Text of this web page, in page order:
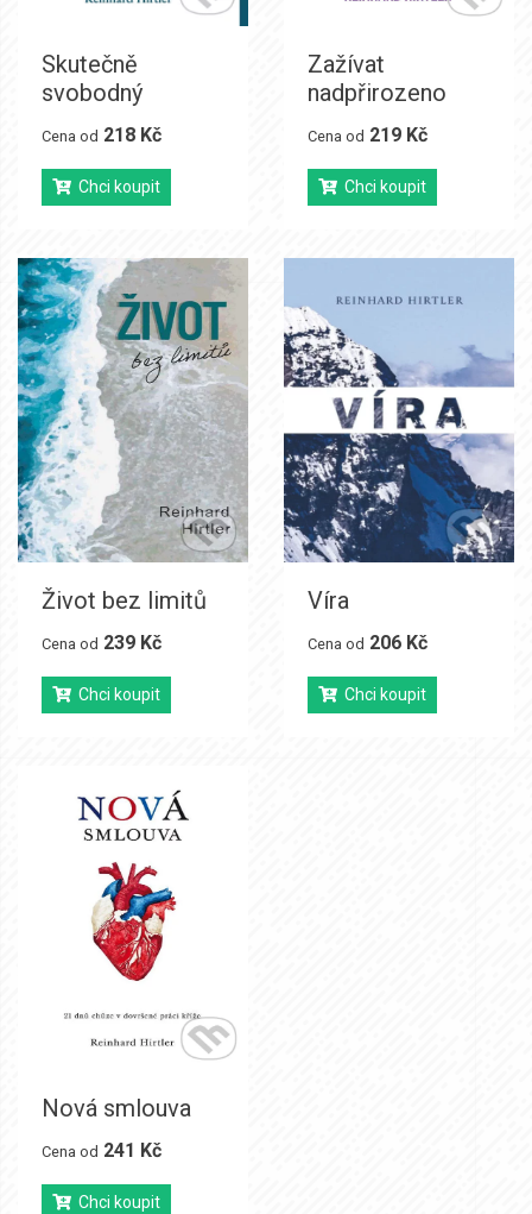
Skutečně
svobodný
Cena od 218 Kč
Chci koupit
Zažívat
nadpřirozeno
Cena od 219 Kč
Chci koupit
Život bez limitů
Cena od 239 Kč
Chci koupit
Víra
Cena od 206 Kč
Chci koupit
Nová smlouva
Cena od 241 Kč
Chci koupit